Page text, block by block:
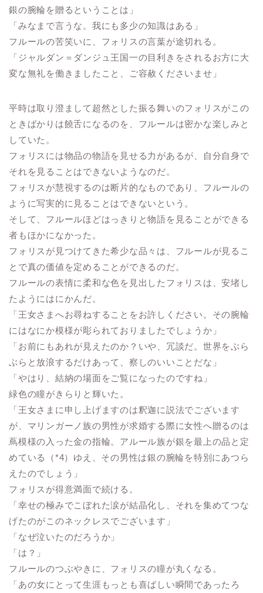
銀の腕輪を贈るということは」
「みなまで言うな。我にも多少の知識はある」
フルールの苦笑いに、フォリスの言葉が途切れる。
「ジャルダン＝ダンジュ王国一の目利きをされるお方に大
変な無礼を働きましたこと、ご容赦くださいませ」
平時は取り澄まして超然とした振る舞いのフォリスがこの
ときばかりは饒舌になるのを、フルールは密かな楽しみと
していた。
フォリスには物品の物語を見せる力があるが、自分自身で
それを見ることはできないようなのだ。
フォリスが慧視するのは断片的なものであり、フルールの
ように写実的に見ることはできないという。
そして、フルールほどはっきりと物語を見ることができる
者もほかになかった。
フォリスが見つけてきた希少な品々は、フルールが見るこ
とで真の価値を定めることができるのだ。
フルールの表情に柔和な色を見出したフォリスは、安堵し
たようにはにかんだ。
「王女さまへお尋ねすることをお許しください。その腕輪
にはなにか模様が彫られておりましたでしょうか」
「お前にもあれが見えたのか？いや、冗談だ。世界をぶら
ぶらと放浪するだけあって、察しのいいことだな」
「やはり、結納の場面をご覧になったのですね」
緑色の瞳がきらりと輝いた。
「王女さまに申し上げますのは釈迦に説法でございます
が、マリンガーノ族の男性が求婚する際に女性へ贈るのは
蔦模様の入った金の指輪。アルール族が銀を最上の品と定
めている（*4）ゆえ、その男性は銀の腕輪を特別にあつら
えたのでしょう」
フォリスが得意満面で続ける。
「幸せの極みでこぼれた涙が結晶化し、それを集めてつな
げたのがこのネックレスでございます」
「なぜ泣いたのだろうか」
「は？」
フルールのつぶやきに、フォリスの瞳が丸くなる。
「あの女にとって生涯もっとも喜ばしい瞬間であったろ